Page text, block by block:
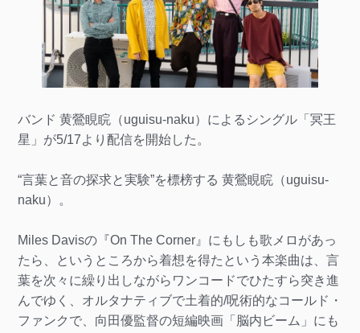
バンド 黄鶯睍睆（uguisu-naku）によるシングル「冥王
星」が5/17より配信を開始した。
“言葉と音の探求と実験”を標榜する 黄鶯睍睆（uguisu-
naku）。
Miles Davisの『On The Corner』にもしも歌メロがあっ
たら、というところから着想を得たという本楽曲は、言
葉を次々に繰り出しながらワンコードでひたすら突き進
んでゆく、オルタナティブで土着的/呪術的なコールド・
ファンクで、向田優監督の短編映画「脳内ビーム」にも